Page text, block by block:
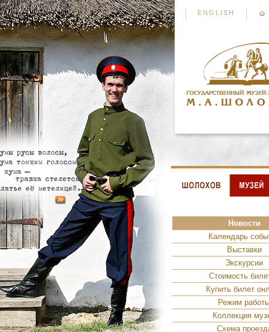
ENGLISH
Новости
Календарь
Выставки
Экскурсии
Стоимость
Купить билет
Режим
Коллекция
Схема